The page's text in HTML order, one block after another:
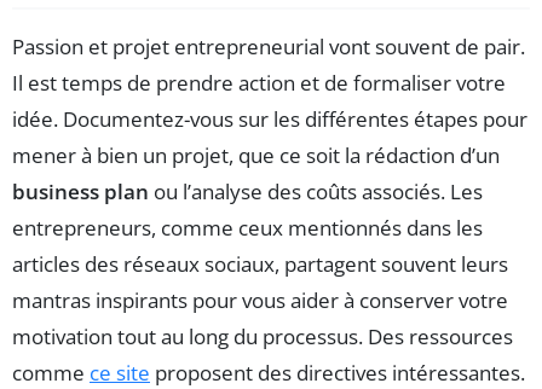
Passion et projet entrepreneurial vont souvent de pair.
Il est temps de prendre action et de formaliser votre
idée. Documentez-vous sur les différentes étapes pour
mener à bien un projet, que ce soit la rédaction d’un
business plan ou l’analyse des coûts associés. Les
entrepreneurs, comme ceux mentionnés dans les
articles des réseaux sociaux, partagent souvent leurs
mantras inspirants pour vous aider à conserver votre
motivation tout au long du processus. Des ressources
comme ce site proposent des directives intéressantes.